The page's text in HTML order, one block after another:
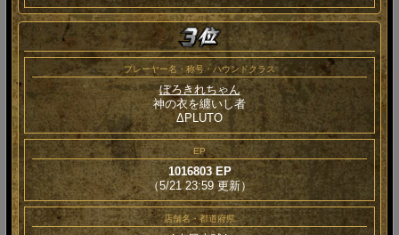
プレーヤー名・称号・ハウンドクラス
ぼろきれちゃん
神の衣を纏いし者
ΔPLUTO
EP
1016803 EP
（5/21 23:59 更新）
店舗名・都道府県